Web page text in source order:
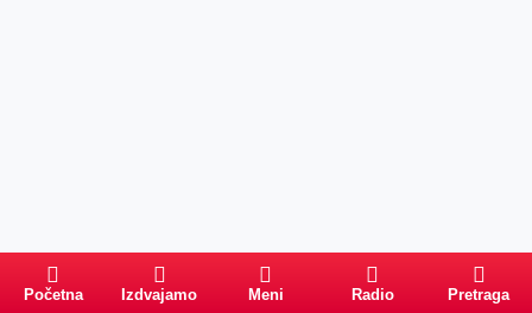
Početna Izdvajamo Meni Radio Pretraga